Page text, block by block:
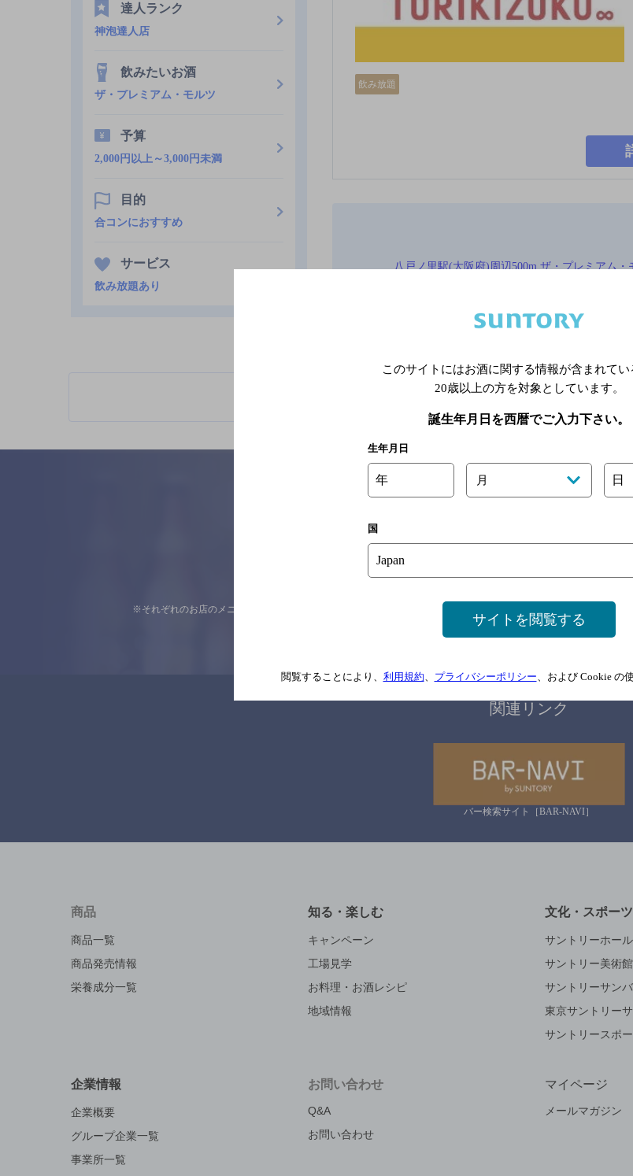
飲み放題
八戸ノ里駅(大阪府)周辺500m,ザ・プレミアム
達人ランク
神泡達人店
飲みたいお酒
ザ・プレミアム・モルツ
予算
2,000円以上～3,000円未満
目的
合コンにおすすめ
サービス
飲み放題あり
関連ページ
※それぞれのお店のメニューや営業時間などの掲載情報については、 念
関連リンク
バー検索サイト［BAR-NAVI］
商品
商品一覧
商品発売情報
栄養成分一覧
知る・楽しむ
キャンペーン
工場見学
お料理・お酒レシピ
地域情報
文化・スポーツ
サントリーホール
サントリー美術館
サントリーサン
東京サントリー
サントリースポ
企業情報
企業概要
グループ企業一覧
事業所一覧
お問い合わせ
Q&A
お問い合わせ
マイページ
メールマガジン
このサイトにはお酒に関する情報が含まれてい
20歳以上の方を対象としています。
誕生年月日を西暦でご入力下さい。
生年月日
年 月 日
国
サイトを閲覧する
閲覧することにより、 利用規約、 プライバシーポリシー、および Cookie の